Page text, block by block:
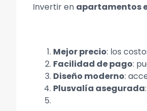
Invertir en apartamentos
Mejor precio: los
Facilidad de pago:
Diseño moderno:
Plusvalía asegurada